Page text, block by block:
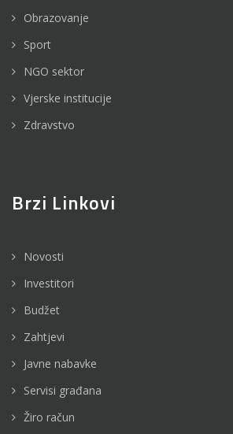
Obrazovanje
Sport
NGO sektor
Vjerske institucije
Zdravstvo
Brzi Linkovi
Novosti
Investitori
Budžet
Zahtjevi
Javne nabavke
Servisi građana
Žiro račun